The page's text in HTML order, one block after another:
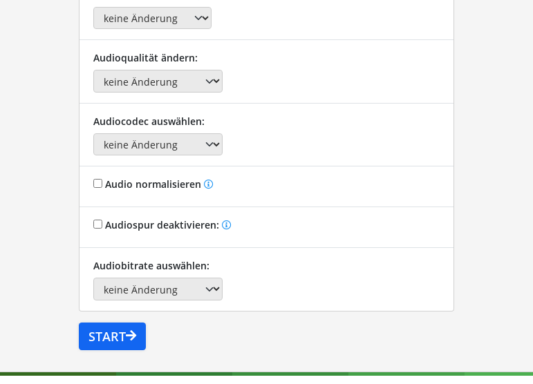
Audioqualität ändern:
Audiocodec auswählen:
Audio normalisieren
Audiospur deaktivieren:
Audiobitrate auswählen:
START